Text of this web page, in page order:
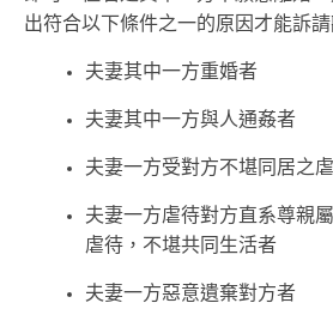
出符合以下條件之一的原因才能訴請
夫妻其中一方重婚者
夫妻其中一方與人通姦者
夫妻一方受對方不堪同居之
夫妻一方虐待對方直系尊親
虐待，不堪共同生活者
夫妻一方惡意遺棄對方者